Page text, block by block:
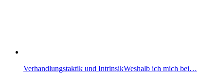
Verhandlungstaktik und IntrinsikWeshalb ich mich bei…